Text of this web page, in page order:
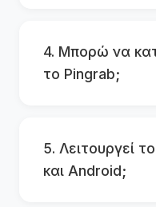
4. Μπορώ να
το Pingrab;
5. Λειτουργεί
και Android;